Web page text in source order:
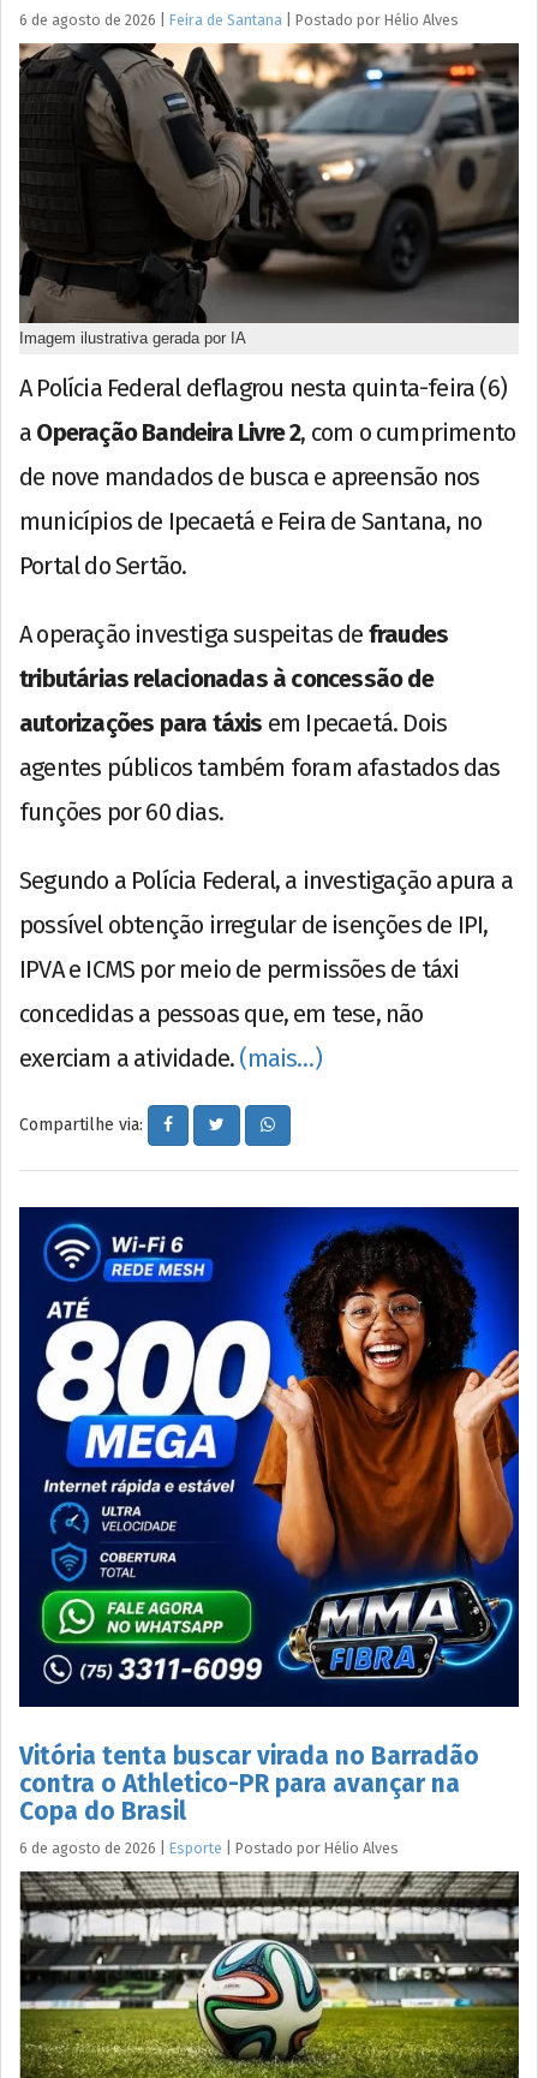
6 de agosto de 2026 Feira de Santana Postado por Hélio Alves
Imagem ilustrativa gerada por IA
A Polícia Federal deflagrou nesta quinta-feira (6)
a Operação Bandeira Livre 2, com o cumprimento
de nove mandados de busca e apreensão nos
municípios de Ipecaetá e Feira de Santana, no
Portal do Sertão.
A operação investiga suspeitas de fraudes
tributárias relacionadas à concessão de
autorizações para táxis em Ipecaetá. Dois
agentes públicos também foram afastados das
funções por 60 dias.
Segundo a Polícia Federal, a investigação apura a
possível obtenção irregular de isenções de IPI,
IPVA e ICMS por meio de permissões de táxi
concedidas a pessoas que, em tese, não
exerciam a atividade. (mais…)
Compartilhe via:
Vitória tenta buscar virada no Barradão
contra o Athletico-PR para avançar na
Copa do Brasil
6 de agosto de 2026 Esporte Postado por Hélio Alves